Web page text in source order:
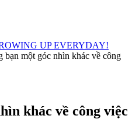
UP EVERYDAY!
bạn một góc nhìn khác về công
khác về công việc